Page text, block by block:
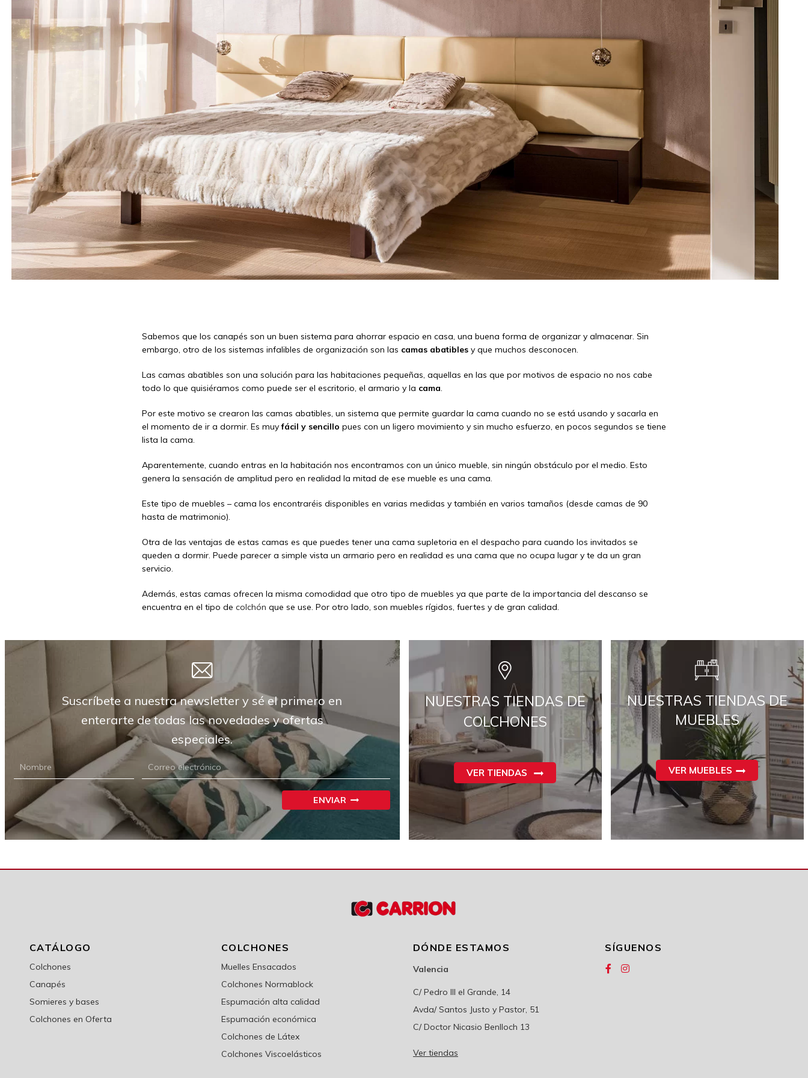
Sabemos que los canapés son un buen sistema para ahorrar espacio en casa, una buena forma de organizar y almacenar. Sin
embargo, otro de los sistemas infalibles de organización son las camas abatiblesy que muchos desconocen.
Las camas abatibles son una solución para las habitaciones pequeñas, aquellas en las que por motivos de espacio no nos cabe
todo lo que quisiéramos como puede ser el escritorio, el armario y la cama
Por este motivo se crearon las camas abatibles, un sistema que permite guardar la cama cuando no se está usando y sacarla en
el momento de ir a dormir. Es muyfácil y sencillo pues con un ligero movimiento y sin mucho esfuerzo, en pocos segundos se tiene
lista la cama.
Aparentemente, cuando entras en la habitación nos encontramos con un único mueble, sin ningún obstáculo por el medio. Esto
genera la sensación de amplitud pero en realidad la mitad de ese mueble es una cama.
Este tipo de muebles – cama los encontraréis disponibles en varias medidas y también en varios tamaños (desde camas de 90
hasta de matrimonio).
Otra de las ventajas de estas camas es que puedes tener una cama supletoria en el despacho para cuando los invitados se
queden a dormir. Puede parecer a simple vista un armario pero en realidad es una cama que no ocupa lugar y te da un gran
servicio.
Además, estas camas ofrecen la misma comodidad que otro tipo de muebles ya que parte de la importancia del descanso se
encuentra en el tipo de colchón que se use. Por otro lado, son muebles rígidos, fuertes y de gran calidad.
Suscríbete a nuestra newsletter y sé el primero en
enterarte de todas las novedades y ofertas
especiales.
NEWSLETTER
CARRIÓN
ENVIAR
NUESTRAS TIENDAS DE
COLCHONES
VER TIENDAS
NUESTRAS TIENDAS DE
MUEBLES
VER MUEBLES
CATÁLOGO
Colchones
Canapés
Somieres y bases
Colchones en Oferta
COLCHONES
Muelles Ensacados
Colchones Normablock
Espumación alta calidad
Espumación económica
Colchones de Látex
Colchones Viscoelásticos
DÓNDE ESTAMOS
Valencia
C/ Pedro III el Grande, 14
Avda/ Santos Justo y Pastor, 51
C/ Doctor Nicasio Benlloch 13
Ver tiendas
SÍGUENOS